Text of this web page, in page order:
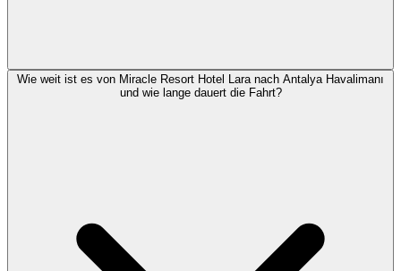
Wie weit ist es von Miracle Resort Hotel Lara nach Antalya Havalimanı
und wie lange dauert die Fahrt?